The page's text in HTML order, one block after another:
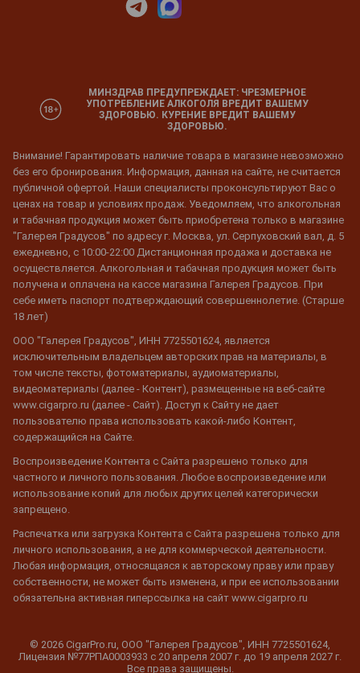
МИНЗДРАВ ПРЕДУПРЕЖДАЕТ: ЧРЕЗМЕРНОЕ
УПОТРЕБЛЕНИЕ АЛКОГОЛЯ ВРЕДИТ ВАШЕМУ
ЗДОРОВЬЮ. КУРЕНИЕ ВРЕДИТ ВАШЕМУ
ЗДОРОВЬЮ.
Внимание! Гарантировать наличие товара в магазине невозможно
без его бронирования. Информация, данная на сайте, не считается
публичной офертой. Наши специалисты проконсультируют Вас о
ценах на товар и условиях продаж. Уведомляем, что алкогольная
и табачная продукция может быть приобретена только в магазине
"Галерея Градусов" по адресу г. Москва, ул. Серпуховский вал, д. 5
ежедневно, с 10:00-22:00 Дистанционная продажа и доставка не
осуществляется. Алкогольная и табачная продукция может быть
получена и оплачена на кассе магазина Галерея Градусов. При
себе иметь паспорт подтверждающий совершеннолетие. (Старше
18 лет)
ООО "Галерея Градусов", ИНН 7725501624, является
исключительным владельцем авторских прав на материалы, в
том числе тексты, фотоматериалы, аудиоматериалы,
видеоматериалы (далее - Контент), размещенные на веб-сайте
www.cigarpro.ru (далее - Сайт). Доступ к Сайту не дает
пользователю права использовать какой-либо Контент,
содержащийся на Сайте.
Воспроизведение Контента с Сайта разрешено только для
частного и личного пользования. Любое воспроизведение или
использование копий для любых других целей категорически
запрещено.
Распечатка или загрузка Контента с Сайта разрешена только для
личного использования, а не для коммерческой деятельности.
Любая информация, относящаяся к авторскому праву или праву
собственности, не может быть изменена, и при ее использовании
обязательна активная гиперссылка на сайт www.cigarpro.ru
© 2026 CigarPro.ru, ООО "Галерея Градусов", ИНН 7725501624,
Лицензия №77РПА0003933 c 20 апреля 2007 г. до 19 апреля 2027 г.
Все права защищены.